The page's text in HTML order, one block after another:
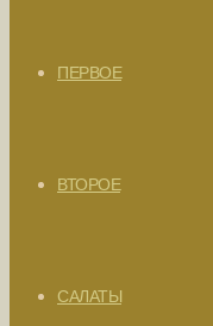
ПЕРВОЕ
ВТОРОЕ
САЛАТЫ